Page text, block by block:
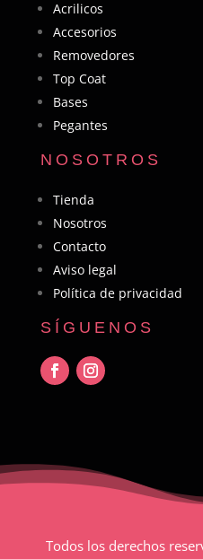
Acrilicos
Accesorios
Removedores
Top Coat
Bases
Pegantes
NOSOTROS
Tienda
Nosotros
Contacto
Aviso legal
Política de privacidad
SÍGUENOS
Todos los derechos